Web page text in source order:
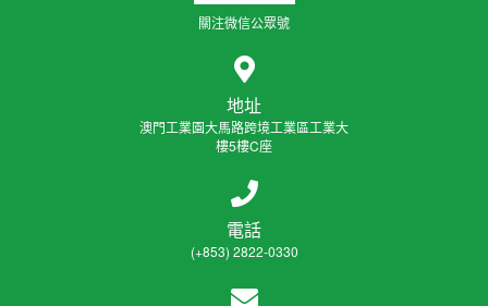
關注微信公眾號
地址
澳門工業園大馬路跨境工業區工業大
樓5樓C座
電話
(+853) 2822-0330